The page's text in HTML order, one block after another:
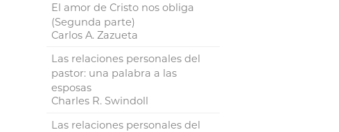
El amor de Cristo nos obliga
(Segunda parte)
Carlos A. Zazueta
Las relaciones personales del
pastor: una palabra a las
esposas
Charles R. Swindoll
Las relaciones personales del